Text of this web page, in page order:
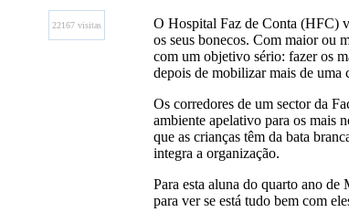
22167 visitas
O Hospital Faz de Conta (HFC)
os seus bonecos. Com maior ou
com um objetivo sério: fazer os
depois de mobilizar mais de uma
Os corredores de um sector da
ambiente apelativo para os mais
que as crianças têm da bata
integra a organização.
Para esta aluna do quarto ano
para ver se está tudo bem com